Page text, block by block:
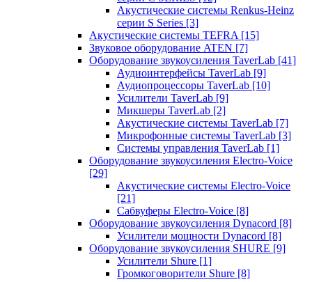
Акустические системы Renkus-Heinz
серии S Series [3]
Акустические системы TEFRA [15]
Звуковое оборудование ATEN [7]
Оборудование звукоусиления TaverLab [41]
Аудиоинтерфейсы TaverLab [9]
Аудиопроцессоры TaverLab [10]
Усилители TaverLab [9]
Микшеры TaverLab [2]
Акустические системы TaverLab [7]
Микрофонные системы TaverLab [3]
Системы управления TaverLab [1]
Оборудование звукоусиления Electro-Voice
[29]
Акустические системы Electro-Voice
[21]
Сабвуферы Electro-Voice [8]
Оборудование звукоусиления Dynacord [8]
Усилители мощности Dynacord [8]
Оборудование звукоусиления SHURE [9]
Усилители Shure [1]
Громкоговорители Shure [8]